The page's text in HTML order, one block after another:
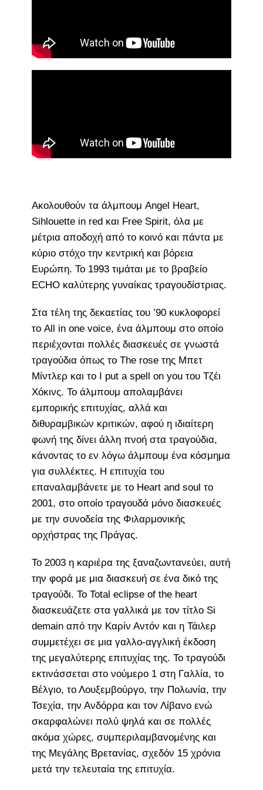
Ακολουθούν τα άλμπουμ Angel Heart,
Sihlouette in red και Free Spirit, όλα με
μέτρια αποδοχή από το κοινό και πάντα με
κύριο στόχο την κεντρική και βόρεια
Ευρώπη. To 1993 τιμάται με το βραβείο
ECHO καλύτερης γυναίκας τραγουδίστριας.
Στα τέλη της δεκαετίας του ’90 κυκλοφορεί
το All in one voice, ένα άλμπουμ στο οποίο
περιέχονται πολλές διασκευές σε γνωστά
τραγούδια όπως το The rose της Μπετ
Μίντλερ και το I put a spell on you του Τζέι
Χόκινς. Το άλμπουμ απολαμβάνει
εμπορικής επιτυχίας, αλλά και
διθυραμβικών κριτικών, αφού η ιδιαίτερη
φωνή της δίνει άλλη πνοή στα τραγούδια,
κάνοντας το εν λόγω άλμπουμ ένα κόσμημα
για συλλέκτες. Η επιτυχία του
επαναλαμβάνετε με το Heart and soul το
2001, στο οποίο τραγουδά μόνο διασκευές
με την συνοδεία της Φιλαρμονικής
ορχήστρας της Πράγας.
Το 2003 η καριέρα της ξαναζωντανεύει, αυτή
την φορά με μια διασκευή σε ένα δικό της
τραγούδι. Το Total eclipse of the heart
διασκευάζετε στα γαλλικά με τον τίτλο Si
demain από την Καρίν Αντόν και η Τάιλερ
συμμετέχει σε μια γαλλο-αγγλική έκδοση
της μεγαλύτερης επιτυχίας της. Το τραγούδι
εκτινάσσεται στο νούμερο 1 στη Γαλλία, το
Βέλγιο, το Λουξεμβούργο, την Πολωνία, την
Τσεχία, την Ανδόρρα και τον Λίβανο ενώ
σκαρφαλώνει πολύ ψηλά και σε πολλές
ακόμα χώρες, συμπεριλαμβανομένης και
της Μεγάλης Βρετανίας, σχεδόν 15 χρόνια
μετά την τελευταία της επιτυχία.